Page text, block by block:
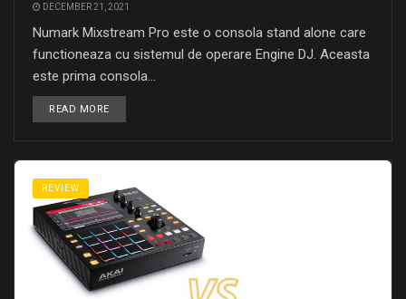
DECEMBER 21, 2021
Numark Mixstream Pro este o consola stand alone care
functioneaza cu sistemul de operare Engine DJ. Aceasta
este prima consola...
READ MORE
REVIEW